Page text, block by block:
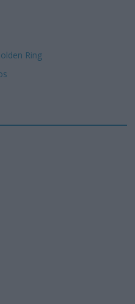
Ring